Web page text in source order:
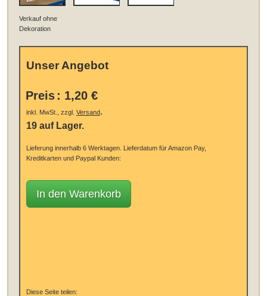
Verkauf ohne
Dekoration
Unser Angebot
Preis : 1,20 €
inkl. MwSt., zzgl. Versand.
19 auf Lager.
Lieferung innerhalb 6 Werktagen. Lieferdatum für Amazon Pay,
Kreditkarten und Paypal Kunden:
In den Warenkorb
Diese Seite teilen: